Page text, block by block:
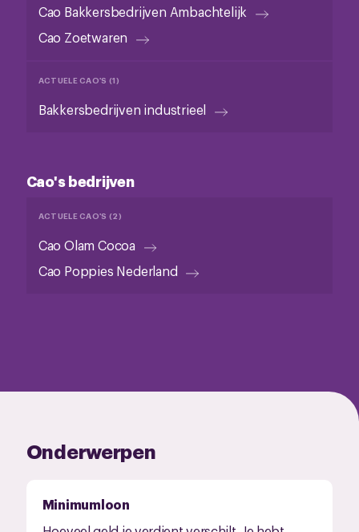
Cao Bakkersbedrijven Ambachtelijk
Cao Zoetwaren
ACTUELE CAO'S (1)
Bakkersbedrijven industrieel
Cao's bedrijven
ACTUELE CAO'S (2)
Cao Olam Cocoa
Cao Poppies Nederland
Onderwerpen
Minimumloon